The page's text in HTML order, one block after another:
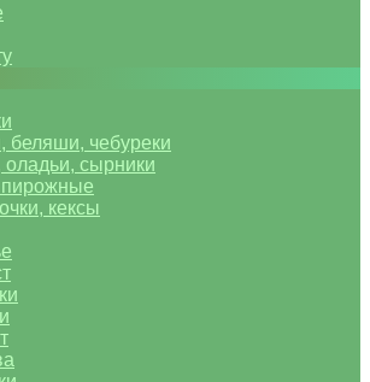
беляши, чебуреки
сырники
кексы